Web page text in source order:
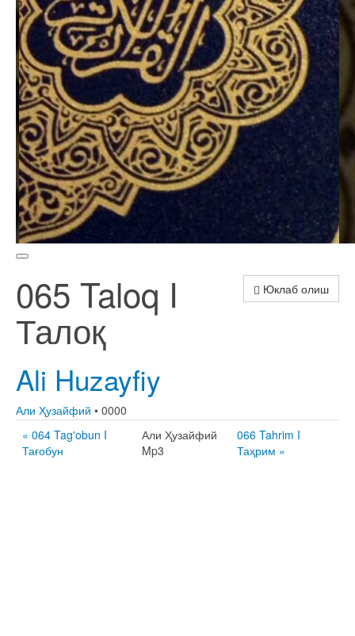
Юклаб олиш
065 Taloq I
Талоқ
Ali Huzayfiy
Али Ҳузайфий • 0000
« 064 Tag'obun I
Тағобун
Али Ҳузайфий
Mp3
066 Tahrim I
Таҳрим »